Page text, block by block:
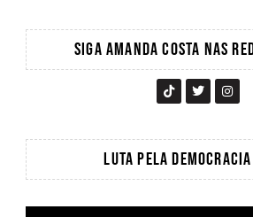
SIGA AMANDA COSTA NAS
LUTA PELA